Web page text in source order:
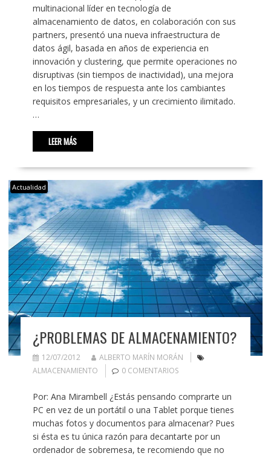
multinacional líder en tecnología de
almacenamiento de datos, en colaboración con sus
partners, presentó una nueva infraestructura de
datos ágil, basada en años de experiencia en
innovación y clustering, que permite operaciones no
disruptivas (sin tiempos de inactividad), una mejora
en los tiempos de respuesta ante los cambiantes
requisitos empresariales, y un crecimiento ilimitado.
…
LEER MÁS
Actualidad
¿PROBLEMAS DE ALMACENAMIENTO?
12/07/2012
ALBERTO MARÍN MORÁN
ALMACENAMIENTO
0 COMENTARIOS
Por: Ana Mirambell ¿Estás pensando comprarte un
PC en vez de un portátil o una Tablet porque tienes
muchas fotos y documentos para almacenar? Pues
si ésta es tu única razón para decantarte por un
ordenador de sobremesa, te recomiendo que no